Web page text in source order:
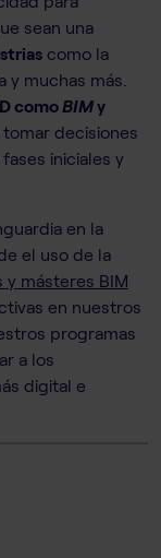
sean una
como la
muchas más.
como BIMy
tomar decisiones
iniciales y
en la
el uso de la
y másteres BIM
en nuestros
programas
a los
digital e